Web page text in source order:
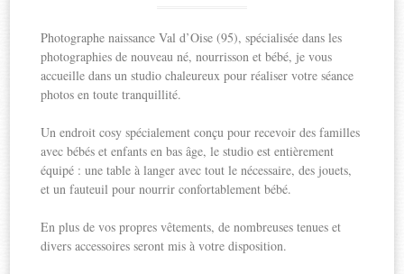
Photographe naissance Val d’Oise (95), spécialisée dans les
photographies de nouveau né, nourrisson et bébé, je vous
accueille dans un studio chaleureux pour réaliser votre séance
photos en toute tranquillité.
Un endroit cosy spécialement conçu pour recevoir des familles
avec bébés et enfants en bas âge, le studio est entièrement
équipé : une table à langer avec tout le nécessaire, des jouets,
et un fauteuil pour nourrir confortablement bébé.
En plus de vos propres vêtements, de nombreuses tenues et
divers accessoires seront mis à votre disposition.